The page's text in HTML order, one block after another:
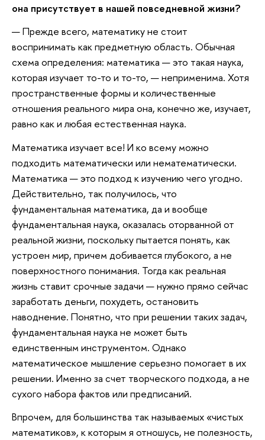
она присутствует в нашей повседневной жизни?
— Прежде всего, математику не стоит
воспринимать как предметную область. Обычная
схема определения: математика — это такая наука,
которая изучает то-то и то-то, — неприменима. Хотя
пространственные формы и количественные
отношения реального мира она, конечно же, изучает,
равно как и любая естественная наука.
Математика изучает все! И ко всему можно
подходить математически или нематематически.
Математика — это подход к изучению чего угодно.
Действительно, так получилось, что
фундаментальная математика, да и вообще
фундаментальная наука, оказалась оторванной от
реальной жизни, поскольку пытается понять, как
устроен мир, причем добивается глубокого, а не
поверхностного понимания. Тогда как реальная
жизнь ставит срочные задачи — нужно прямо сейчас
заработать деньги, похудеть, остановить
наводнение. Понятно, что при решении таких задач,
фундаментальная наука не может быть
единственным инструментом. Однако
математическое мышление серьезно помогает в их
решении. Именно за счет творческого подхода, а не
сухого набора фактов или предписаний.
Впрочем, для большинства так называемых «чистых
математиков», к которым я отношусь, не полезность,